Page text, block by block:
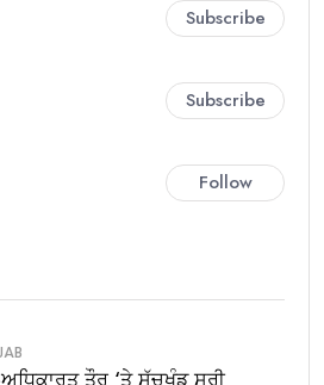
Subscribe
Subscribe
Follow
ਤੌਰ ‘ਤੇ ਸੱਚਖੰਡ ਸ੍ਰੀ